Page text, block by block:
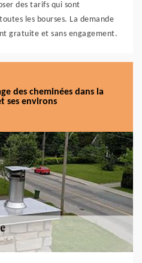
des tarifs qui sont
les bourses. La demande
gratuite et sans engagement.
des cheminées dans la
ses environs